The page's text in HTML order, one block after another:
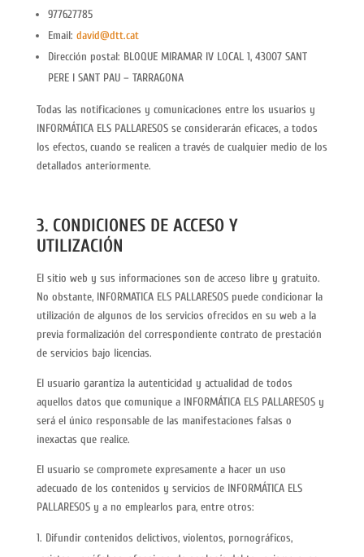
977627785
Email: david@dtt.cat
Dirección postal: BLOQUE MIRAMAR IV LOCAL 1, 43007 SANT
PERE I SANT PAU – TARRAGONA
Todas las notificaciones y comunicaciones entre los usuarios y
INFORMÁTICA ELS PALLARESOS se considerarán eficaces, a todos
los efectos, cuando se realicen a través de cualquier medio de los
detallados anteriormente.
3. CONDICIONES DE ACCESO Y
UTILIZACIÓN
El sitio web y sus informaciones son de acceso libre y gratuito.
No obstante, INFORMATICA ELS PALLARESOS puede condicionar la
utilización de algunos de los servicios ofrecidos en su web a la
previa formalización del correspondiente contrato de prestación
de servicios bajo licencias.
El usuario garantiza la autenticidad y actualidad de todos
aquellos datos que comunique a INFORMÁTICA ELS PALLARESOS y
será el único responsable de las manifestaciones falsas o
inexactas que realice.
El usuario se compromete expresamente a hacer un uso
adecuado de los contenidos y servicios de INFORMÁTICA ELS
PALLARESOS y a no emplearlos para, entre otros:
Difundir contenidos delictivos, violentos, pornográficos,